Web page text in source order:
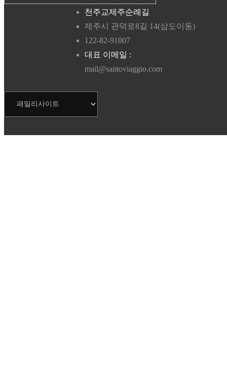
천주교제주순례길
제주시 관덕로8길 14(삼도이동)
122-82-91807
대표 이메일 :
mail@santoviaggio.com